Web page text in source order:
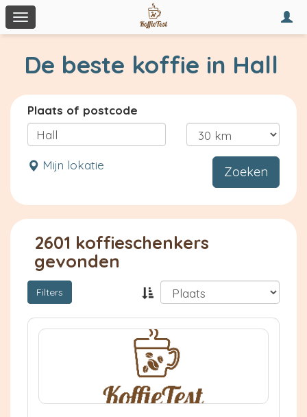
Toggle
navigation
De beste koffie in Hall
Plaats of postcode
Mijn lokatie Zoeken
2601 koffieschenkers
gevonden
Filters